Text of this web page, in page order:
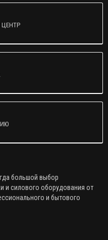
большой выбор
и силового оборудования от
и бытового